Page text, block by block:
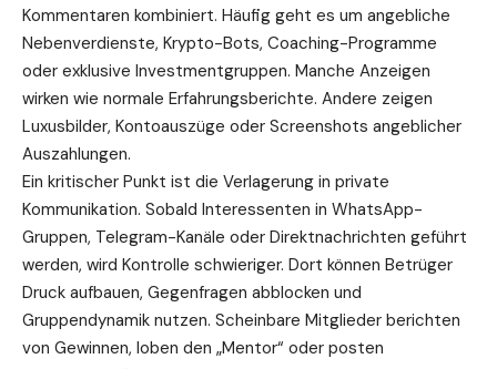
Kommentaren kombiniert. Häufig geht es um angebliche
Nebenverdienste, Krypto-Bots, Coaching-Programme
oder exklusive Investmentgruppen. Manche Anzeigen
wirken wie normale Erfahrungsberichte. Andere zeigen
Luxusbilder, Kontoauszüge oder Screenshots angeblicher
Auszahlungen.
Ein kritischer Punkt ist die Verlagerung in private
Kommunikation. Sobald Interessenten in WhatsApp-
Gruppen, Telegram-Kanäle oder Direktnachrichten geführt
werden, wird Kontrolle schwieriger. Dort können Betrüger
Druck aufbauen, Gegenfragen abblocken und
Gruppendynamik nutzen. Scheinbare Mitglieder berichten
von Gewinnen, loben den „Mentor“ oder posten